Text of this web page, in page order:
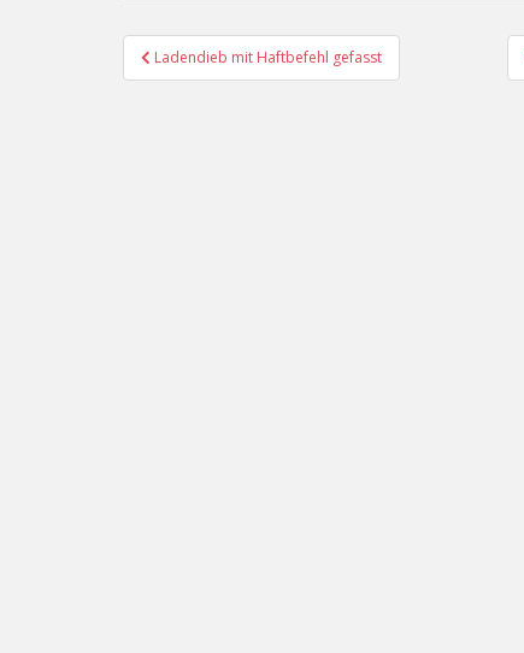
Beitragsnavigation
Ladendieb mit Haftbefehl gefasst